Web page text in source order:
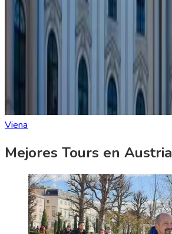
Viena
Mejores Tours en Austria